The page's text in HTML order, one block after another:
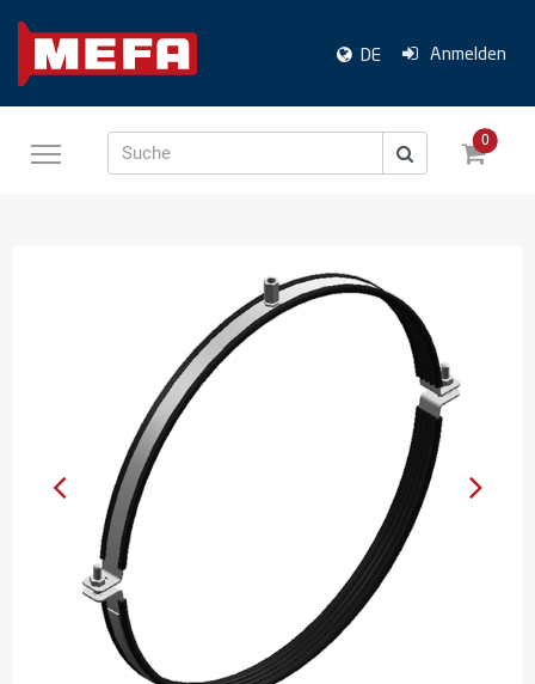
DE Anmelden
Suche
0